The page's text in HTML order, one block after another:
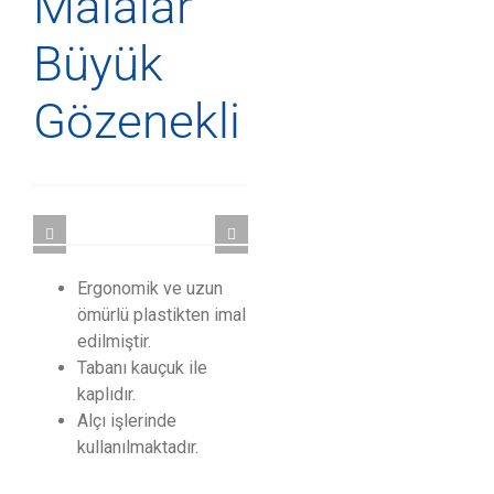
Büyük
Gözenekli
Ergonomik ve uzun
ömürlü plastikten imal
edilmiştir.
Tabanı kauçuk ile
kaplıdır.
Alçı işlerinde
kullanılmaktadır.